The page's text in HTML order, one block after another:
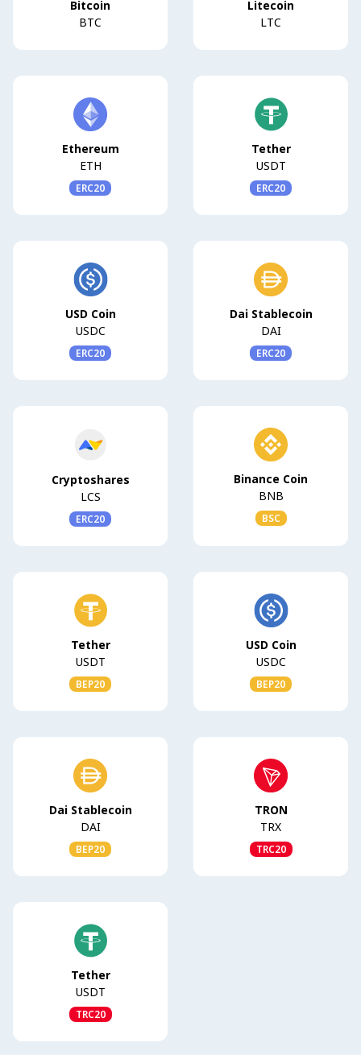
Bitcoin
BTC
Litecoin
LTC
Ethereum
ETH
ERC20
Tether
USDT
ERC20
USD Coin
USDC
ERC20
Dai Stablecoin
DAI
ERC20
Cryptoshares
LCS
ERC20
Binance Coin
BNB
BSC
Tether
USDT
BEP20
USD Coin
USDC
BEP20
Dai Stablecoin
DAI
BEP20
TRON
TRX
TRC20
Tether
USDT
TRC20